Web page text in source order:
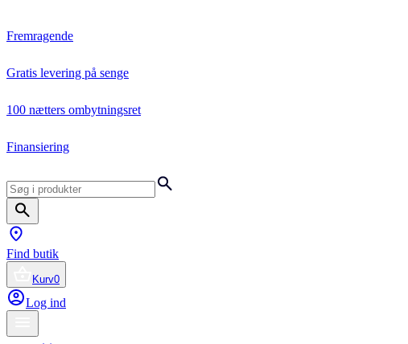
Fremragende
Gratis levering på senge
100 nætters ombytningsret
Finansiering
Find butik
Kurv0
Log ind